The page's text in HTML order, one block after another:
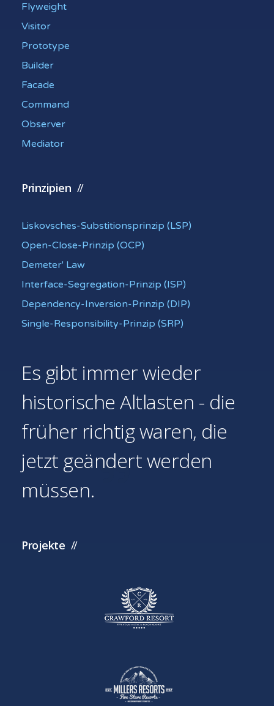
Flyweight
Visitor
Prototype
Builder
Facade
Command
Observer
Mediator
Prinzipien
Liskovsches-Substitionsprinzip (LSP)
Open-Close-Prinzip (OCP)
Demeter' Law
Interface-Segregation-Prinzip (ISP)
Dependency-Inversion-Prinzip (DIP)
Single-Responsibility-Prinzip (SRP)
Es gibt immer wieder
historische Altlasten - die
früher richtig waren, die
jetzt geändert werden
müssen.
Projekte